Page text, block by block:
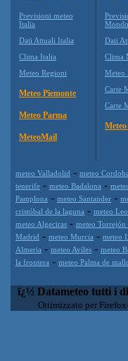
Previsioni meteo
Italia
Dati Attuali Italia
Clima Italia
Meteo Regioni
Meteo Piemonte
Meteo Parma
MeteoMail
Mondo
Dati
Clima
Meteo
Carte
Carte
meteo Valladolid - meteo Cordoba
tenerife - meteo Badalona -
Pamplona - meteo Santander -
cristóbal de la laguna - meteo
meteo Algeciras - meteo Torrejón
Madrid - meteo Murcia - meteo
Almeria - meteo Aviles - meteo
la frontera - meteo Palma de
ï¿½ Datameteo tutti i
Ottimizzato per